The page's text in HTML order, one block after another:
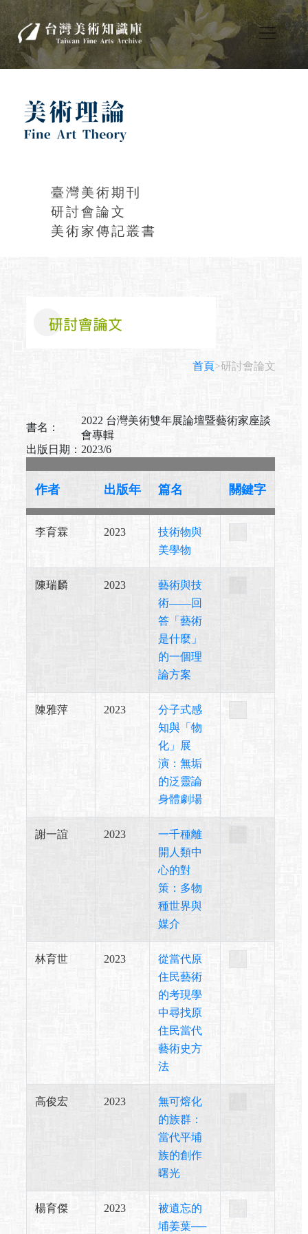
臺灣美術期刊
研討會論文
美術家傳記叢書
首頁>研討會論文
書名：
2022 台灣美術雙年展論壇暨藝術家座談
會專輯
出版日期： 2023/6
作者 出版年 篇名 關鍵字
李育霖 2023
技術物與
美學物
陳瑞麟 2023
藝術與技
術——回
答「藝術
是什麼」
的一個理
論方案
陳雅萍 2023
分子式感
知與「物
化」展
演：無垢
的泛靈論
身體劇場
謝一誼 2023
一千種離
開人類中
心的對
策：多物
種世界與
媒介
林育世 2023
從當代原
住民藝術
的考現學
中尋找原
住民當代
藝術史方
法
高俊宏 2023
無可熔化
的族群：
當代平埔
族的創作
曙光
楊育傑 2023
被遺忘的
埔姜葉──